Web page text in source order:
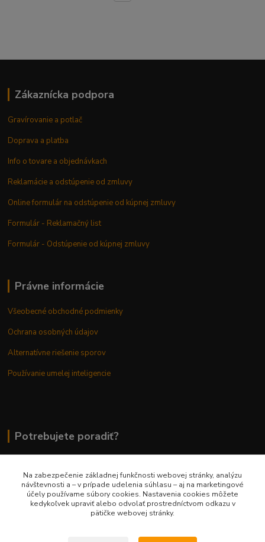
Zákaznícka podpora
Gravírovanie a potlač
Doprava a platba
Info o tovare a objednávkach
Reklamácie a odstúpenie od zmluvy
Online formulár na odstúpenie od kúpnej zmluvy
Formulár - Reklamačný list
Formulár - Odstúpenie od kúpnej zmluvy
Právne informácie
Všeobecné obchodné podmienky
Ochrana osobných údajov
Alternatívne riešenie sporov
Používanie umelej inteligencie
Potrebujete poradiť?
0948 236 042
info@margaretkashop.sk
Na zabezpečenie základnej funkčnosti webovej stránky, analýzu
návštevnosti a – v prípade udelenia súhlasu – aj na marketingové
účely používame súbory cookies. Nastavenia cookies môžete
kedykoľvek upraviť alebo odvolať prostredníctvom odkazu v
pätičke webovej stránky.